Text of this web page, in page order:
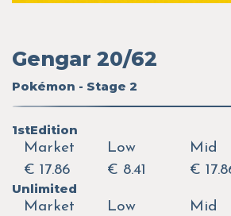
Gengar 20/62
Pokémon - Stage 2
1stEdition
Market
€ 17.86
Low
€ 8.41
Mid
€
Unlimited
Market
Low
Mid